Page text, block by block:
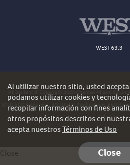
WEST 63.3
All content © Copyright 2026 Channel 41 and 63
WDJT FCC Public File
WYTU FCC Applications EEO
Choices
Al utilizar nuestro sitio, usted
podamos utilizar cookies y
recopilar información con fines
otros propósitos descritos en
acepta nuestrosTérminos de Uso
Close
Close